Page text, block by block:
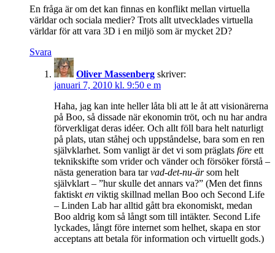
En fråga är om det kan finnas en konflikt mellan virtuella
världar och sociala medier? Trots allt utvecklades virtuella
världar för att vara 3D i en miljö som är mycket 2D?
Svara
Oliver Massenberg skriver:
januari 7, 2010 kl. 9:50 e m
Haha, jag kan inte heller låta bli att le åt att visionärerna
på Boo, så dissade när ekonomin tröt, och nu har andra
förverkligat deras idéer. Och allt föll bara helt naturligt
på plats, utan ståhej och uppståndelse, bara som en ren
självklarhet. Som vanligt är det vi som präglats före ett
teknikskifte som vrider och vänder och försöker förstå –
nästa generation bara tarvad-det-nu-ärsom helt
självklart – ”hur skulle det annars va?” (Men det finns
faktiskt en viktig skillnad mellan Boo och Second Life
– Linden Lab har alltid gått bra ekonomiskt, medan
Boo aldrig kom så långt som till intäkter. Second Life
lyckades, långt före internet som helhet, skapa en stor
acceptans att betala för information och virtuellt gods.)